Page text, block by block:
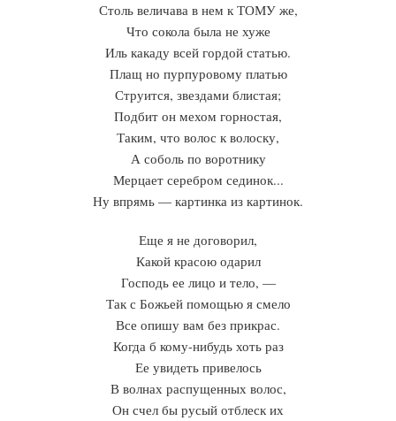
Столь величава в нем к ТОМУ же,
Что сокола была не хуже
Иль какаду всей гордой статью.
Плащ но пурпуровому платью
Струится, звездами блистая;
Подбит он мехом горностая,
Таким, что волос к волоску,
А соболь по воротнику
Мерцает серебром сединок...
Ну впрямь — картинка из картинок.
Еще я не договорил,
Какой красою одарил
Господь ее лицо и тело, —
Так с Божьей помощью я смело
Все опишу вам без прикрас.
Когда б кому-нибудь хоть раз
Ее увидеть привелось
В волнах распущенных волос,
Он счел бы русый отблеск их